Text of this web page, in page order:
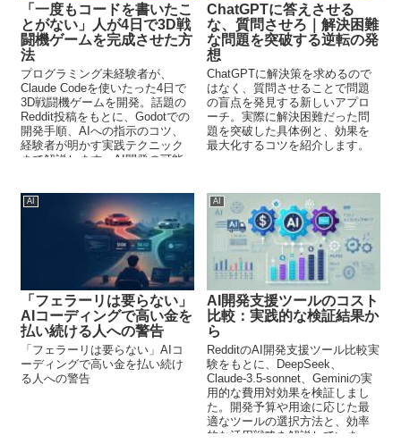
「一度もコードを書いたこ
とがない」人が4日で3D戦
闘機ゲームを完成させた方
法
プログラミング未経験者が、
Claude Codeを使いたった4日で
3D戦闘機ゲームを開発。話題の
Reddit投稿をもとに、Godotでの
開発手順、AIへの指示のコツ、
経験者が明かす実践テクニック
まで解説します。AI開発の可能
ChatGPTに答えさせる
な、質問させろ｜解決困難
な問題を突破する逆転の発
想
ChatGPTに解決策を求めるので
はなく、質問させることで問題
の盲点を発見する新しいアプロ
ーチ。実際に解決困難だった問
題を突破した具体例と、効果を
最大化するコツを紹介します。
AI
「フェラーリは要らない」
AIコーディングで高い金を
払い続ける人への警告
「フェラーリは要らない」AIコ
ーディングで高い金を払い続け
る人への警告
AI
AI開発支援ツールのコスト
比較：実践的な検証結果か
ら
RedditのAI開発支援ツール比較実
験をもとに、DeepSeek、
Claude-3.5-sonnet、Geminiの実
用的な費用対効果を検証しまし
た。開発予算や用途に応じた最
適なツールの選択方法と、効率
的な活用戦略を解説していま